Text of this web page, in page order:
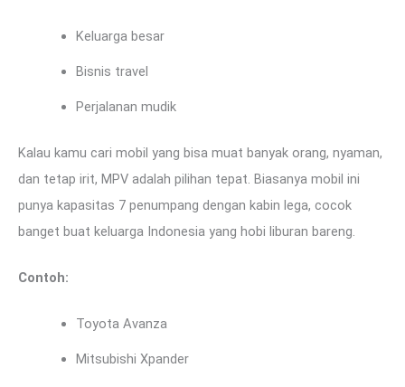
Keluarga besar
Bisnis travel
Perjalanan mudik
Kalau kamu cari mobil yang bisa muat banyak orang, nyaman,
dan tetap irit, MPV adalah pilihan tepat. Biasanya mobil ini
punya kapasitas 7 penumpang dengan kabin lega, cocok
banget buat keluarga Indonesia yang hobi liburan bareng.
Contoh:
Toyota Avanza
Mitsubishi Xpander